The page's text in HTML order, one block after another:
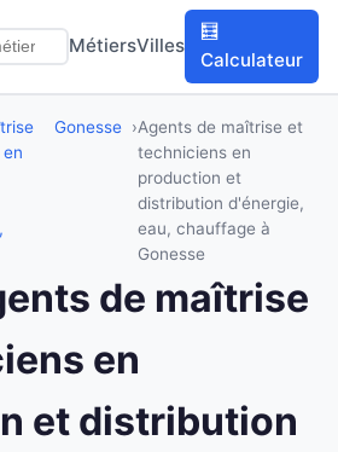
MétiersVilles
🧮
Calculateur
Gonesse
Agents de maîtrise et
techniciens en
production et
distribution d'énergie,
eau, chauffage à
Gonesse
de maîtrise
en
et distribution